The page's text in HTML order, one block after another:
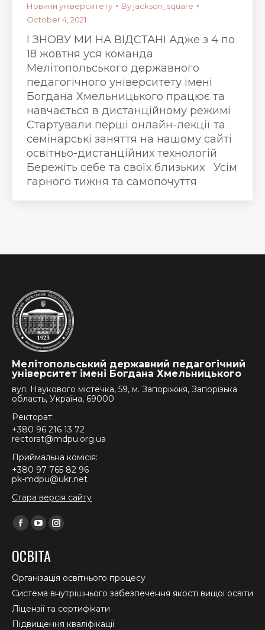
Новини університету By jackson_square
October 4, 2021
І ЗНОВУ МИ НА ВІДСТАНІ Адже з 4 по
18 жовтня уся команда
Мелітопольського державного
педагогічного університету імені
Богдана Хмельницького працює та
навчається в дистанційному режимі
Стартували перші онлайн-лекції та
семінарські заняття на нашому сайті
освітньо-дистанційних технологій
Бережіть себе та своїх близьких Усім
гарного тижня та самопочуття
Мелітопольський державний педагогічний
університет імені Богдана Хмельницького
вул. Наукового містечка, 59, м. Запоріжжя, Запорізька
область, Україна, 69000
Ректорат:
+380 96 216 13 72
rectorat@mdpu.org.ua
Приймальна комісія:
+380 97 765 82 96
pk-mdpu@ukr.net
Стара версія сайту
Find us on:
Facebook
opens
in
new
window
YouTube
opens
in
new
window
Instagram
in
new
window
ОСВІТА
Організація освітнього процесу
Система внутрішнього забезпечення якості вищої освіти
Ліцензії та сертифікати
Підвищення кваліфікації